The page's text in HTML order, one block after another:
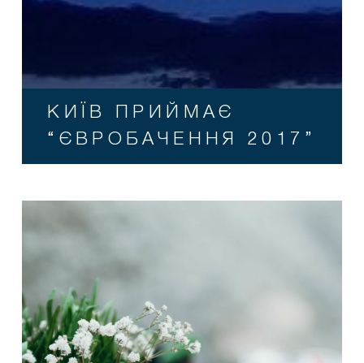
КИЇВ ПРИЙМАЄ
“ЄВРОБАЧЕННЯ 2017”